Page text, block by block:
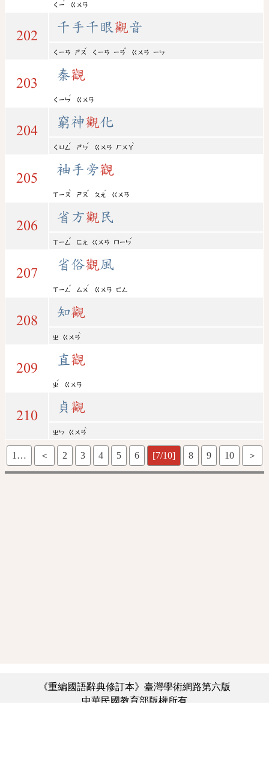
ㄑㄧ ㄍㄨㄢ
202
千手千眼 觀音
ㄑㄧㄢ ㄕㄡ
ˇ
ㄑㄧㄢ ㄧㄢ
ˇ
ㄍㄨㄢ ㄧㄣ
203
秦觀
ㄑㄧㄣ
ˊ
ㄍㄨㄢ
204
窮神觀化
ㄑㄩㄥ
ˊ
ㄕㄣ
ˊ
ㄍㄨㄢ ㄏㄨㄚ
ˋ
205
袖手旁觀
ㄒㄧㄡ
ˋ
ㄕㄡ
ˇ
ㄆㄤ
ˊ
ㄍㄨㄢ
206
省方觀 民
ㄒㄧㄥ
ˇ
ㄈㄤ ㄍㄨㄢ ㄇㄧㄣ
ˊ
207
省俗觀風
ㄒㄧㄥ
ˇ
ㄙㄨ
ˊ
ㄍㄨㄢ ㄈㄥ
208
知觀
ㄓ ㄍㄨㄢ
ˋ
209
直 觀
ㄓ
ˊ
ㄍㄨㄢ
210
貞 觀
ㄓㄣ ㄍㄨㄢ
ˋ
1… ＜ 2 3 4 5 6 [7/10] 8 9 10 ＞
《重編國語辭典修訂本》臺灣學術網路第六版
中華民國教育部版權所有